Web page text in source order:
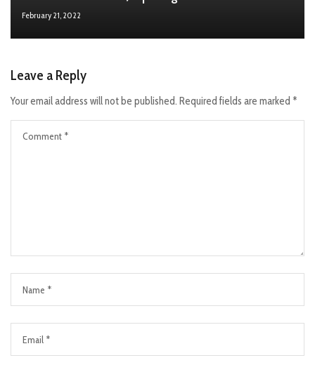
February 21, 2022
Leave a Reply
Your email address will not be published. Required fields are marked *